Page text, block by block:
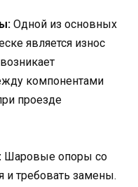
Одной из основных
является износ
компонентами
проезде
Шаровые опоры со
и требовать замены.